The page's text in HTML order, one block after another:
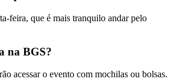
feira, que é mais tranquilo andar pelo
na BGS?
acessar o evento com mochilas ou bolsas.